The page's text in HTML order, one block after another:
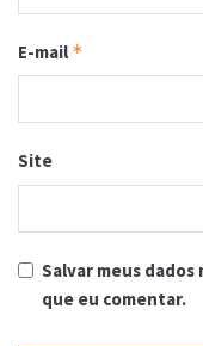
E-mail *
Site
Salvar meus
que eu comentar.